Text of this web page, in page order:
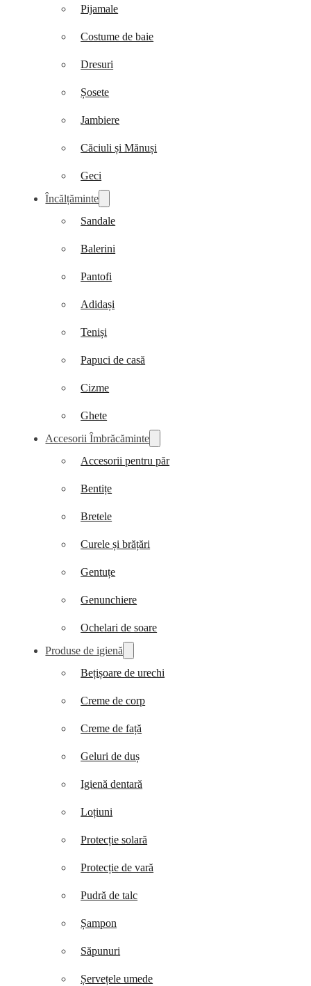
Pijamale
Costume de baie
Dresuri
Șosete
Jambiere
Căciuli și Mănuși
Geci
Încălțăminte
Sandale
Balerini
Pantofi
Adidași
Teniși
Papuci de casă
Cizme
Ghete
Accesorii Îmbrăcăminte
Accesorii pentru păr
Bentițe
Bretele
Curele și brățări
Gentuțe
Genunchiere
Ochelari de soare
Produse de igienă
Bețișoare de urechi
Creme de corp
Creme de față
Geluri de duș
Igienă dentară
Loțiuni
Protecție solară
Protecție de vară
Pudră de talc
Șampon
Săpunuri
Șervețele umede